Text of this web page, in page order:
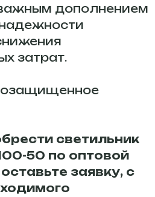
дополнением
затрат.
светильник
50 по оптовой
заявку, с